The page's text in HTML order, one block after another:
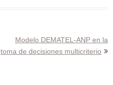
Modelo DEMATEL-ANP en la
toma de decisiones multicriterio